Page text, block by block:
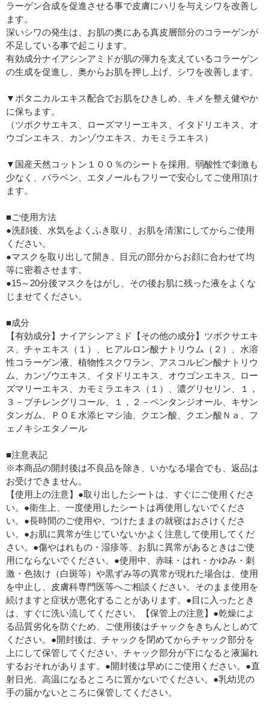
ラーゲン合成を促進させる事で皮膚にハリを与えシワを改善し
ます。
深いシワの発生は、お肌の奥にある真皮層部分のコラーゲンが
不足している事で起こります。
有効成分ナイアシンアミドが肌の弾力を支えているコラーゲン
の生成を促進し、奥からお肌を押し上げ、シワを改善します。
▼ボタニカルエキス配合でお肌をひきしめ、キメを整え健やか
に保ちます。
（ツボクサエキス、ローズマリーエキス、イタドリエキス、オ
ウゴンエキス、カンゾウエキス、カモミラエキス）
▼国産天然コットン１００％のシートを採用。弱酸性で刺激も
少なく、パラベン、エタノールもフリーで安心してご使用頂け
ます。
■ご使用方法
●洗顔後、水気をよくふき取り、お肌を清潔にしてからご使用
ください。
●マスクを取り出して開き、目元の部分からお顔に合わせて均
等に密着させます。
●15～20分後マスクをはがし、その後お肌に残った液をよくな
じませてください。
■成分
【有効成分】ナイアシンアミド【その他の成分】ツボクサエキ
ス、チャエキス（１）、ヒアルロン酸ナトリウム（２）、水溶
性コラーゲン液、植物性スクワラン、アスコルビン酸ナトリウ
ム、カンゾウエキス、イタドリエキス、オウゴンエキス、ロー
ズマリーエキス、カモミラエキス（１）、濃グリセリン、１，
３－ブチレングリコール、１，２－ペンタンジオール、キサン
タンガム、ＰＯＥ水添ヒマシ油、クエン酸、クエン酸Ｎａ、フ
ェノキシエタノール
■注意表記
※本商品の開封後は不良品を除き、いかなる場合でも、返品は
お受けできません。
【使用上の注意】●取り出したシートは、すぐにご使用くださ
い。●衛生上、一度使用したシートは再使用しないでくださ
い。●長時間のご使用や、つけたままの就寝はおさけくださ
い。●お肌に異常が生じていないかよく注意して使用してくだ
さい。●傷やはれもの・湿疹等、お肌に異常があるときはご使
用にならないでください。●使用中、赤味・はれ・かゆみ・刺
激・色抜け（白斑等）や黒ずみ等の異常が現れた場合は、使用
を中止し、皮膚科専門医等へご相談ください。そのまま使用を
続けますと症状が悪化することがあります。●目に入ったとき
は、すぐに洗い流してください。【保管上の注意】●乾燥によ
る品質劣化を防ぐため、ご使用後はチャックをきちんとしめて
ください。●開封後は、チャックを閉めてからチャック部分を
上にして保管してください。チャック部分が下になると液漏れ
するおそれがあります。●開封後は早めにご使用ください。●直
射日光、高温になるところに置かないでください。●乳幼児の
手の届かないところに保管してください。